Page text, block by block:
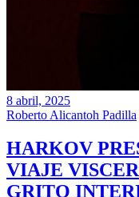
8 abril, 2025
Roberto Alicantoh Padilla
HARKOV
VIAJE
GRITO